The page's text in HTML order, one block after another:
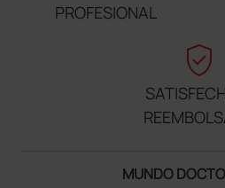
PROFESIONAL
verified_user
MUNDO